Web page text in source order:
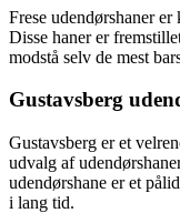
Frese udendørshaner
Disse haner er
modstå selv de mest
Gustavsberg
Gustavsberg er et
udvalg af
udendørshane er et
i lang tid.